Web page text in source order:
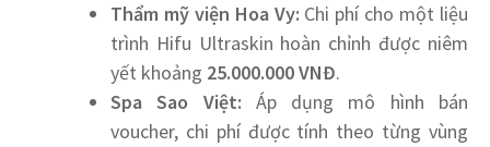
Thẩm mỹ viện Hoa Vy: Chi phí cho một liệu
trình Hifu Ultraskin hoàn chỉnh được niêm
yết khoảng 25.000.000 VNĐ.
Spa Sao Việt: Áp dụng mô hình bán
voucher, chi phí được tính theo từng vùng